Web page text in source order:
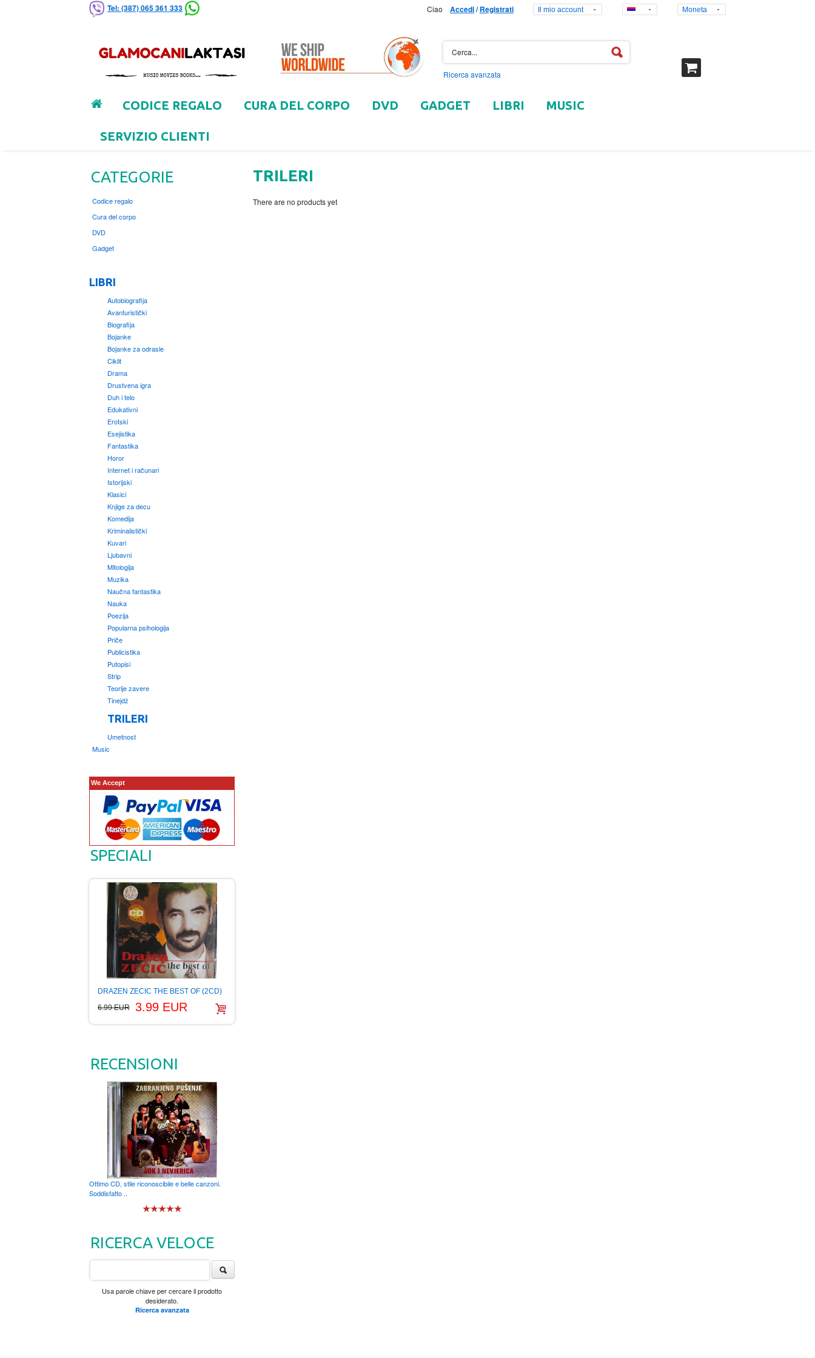
Tel: (387) 065 361 333 Ciao Accedi/Registrati Il mio account Moneta
Ricerca avanzata
CODICE REGALO CURA DEL CORPO DVD GADGET LIBRI MUSIC
SERVIZIO CLIENTI
TRILERI
There are no products yet
CATEGORIE
Codice regalo
Cura del corpo
DVD
Gadget
LIBRI
Autobiografija
Avanturistički
Biografija
Bojanke
Bojanke za odrasle
Ciklit
Drama
Drustvena igra
Duh i telo
Edukativni
Erotski
Esejistika
Fantastika
Horor
Internet i računari
Istorijski
Klasici
Knjige za decu
Komedija
Kriminalistički
Kuvari
Ljubavni
Mitologija
Muzika
Naučna fantastika
Nauka
Poezija
Popularna psihologija
Priče
Publicistika
Putopisi
Strip
Teorije zavere
Tinejdž
TRILERI
Umetnost
Music
We Accept
SPECIALI
DRAZEN ZECIC THE BEST OF (2CD)
6.99 EUR
3.99 EUR
RECENSIONI
Ottimo CD, stile riconoscibile e belle canzoni.
Soddisfatto ..
RICERCA VELOCE
Usa parole chiave per cercare il prodotto
desiderato.
Ricerca avanzata